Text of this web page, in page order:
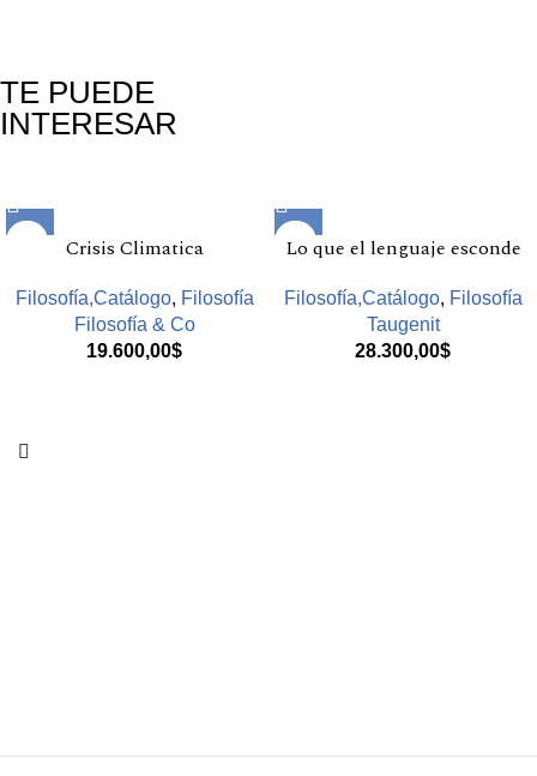
TE PUEDE
INTERESAR
Crisis Climatica
Filosofía,Catálogo, Filosofía
Filosofía & Co
19.600,00$
Lo que el lenguaje esconde
Filosofía,Catálogo, Filosofía
Taugenit
28.300,00$